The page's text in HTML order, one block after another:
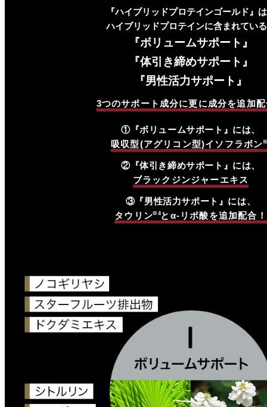
『ハイブリッドプロテインゴールド』
ハイブリッドプロテインに含まれてい
『ボリュームサポート』
『体引き締めサポート』
『男性活力サポート』
3つのサポート成分に更に成分を追加
①『ボリュームサポート』には、
吸収型(アグリコン型)イソフラボン
②『体引き締めサポート』には、
ブラックジンジャーエキス
③『男性活力サポート』には、
タウリン※4とα-リポ酸を追加配合！